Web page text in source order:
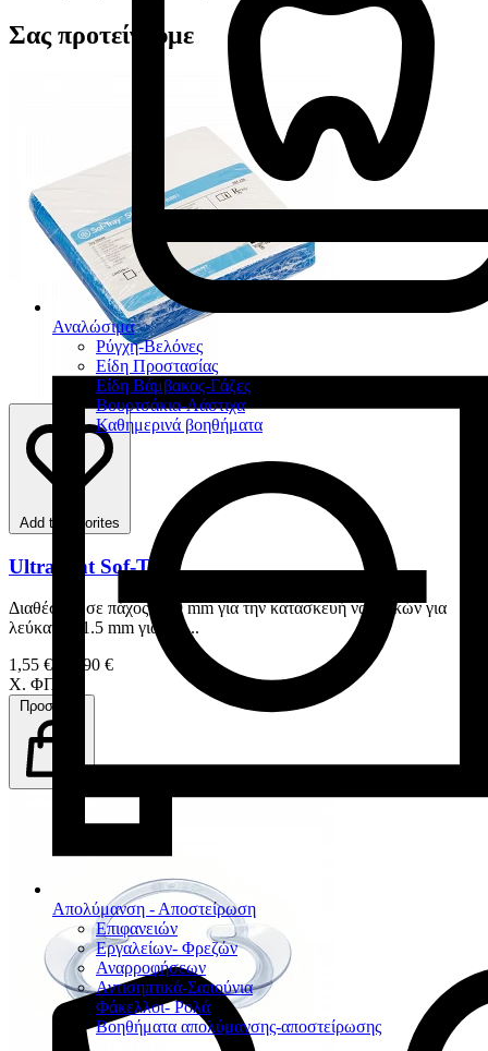
Αναλώσιμα
Ρύγχη-Βελόνες
Είδη Προστασίας
Είδη Βάμβακος-Γάζες
Βουρτσάκια-Λάστιχα
Καθημερινά βοηθήματα
Απολύμανση - Αποστείρωση
Επιφανειών
Εργαλείων- Φρεζών
Αναρροφήσεων
Αντισηπτικά-Σαπούνια
Φάκελλοι- Ρολά
Βοηθήματα απολύμανσης-αποστείρωσης
Σας προτείνουμε
Add to favorites
Ultradent Sof-Tray
Διαθέσιμο σε πάχος : 0.9 mm για την κατασκευή ναρθηκών για
λεύκανση 1.5 mm για την...
1,55 € – 2,90 €
Χ. ΦΠΑ
Προσθήκη